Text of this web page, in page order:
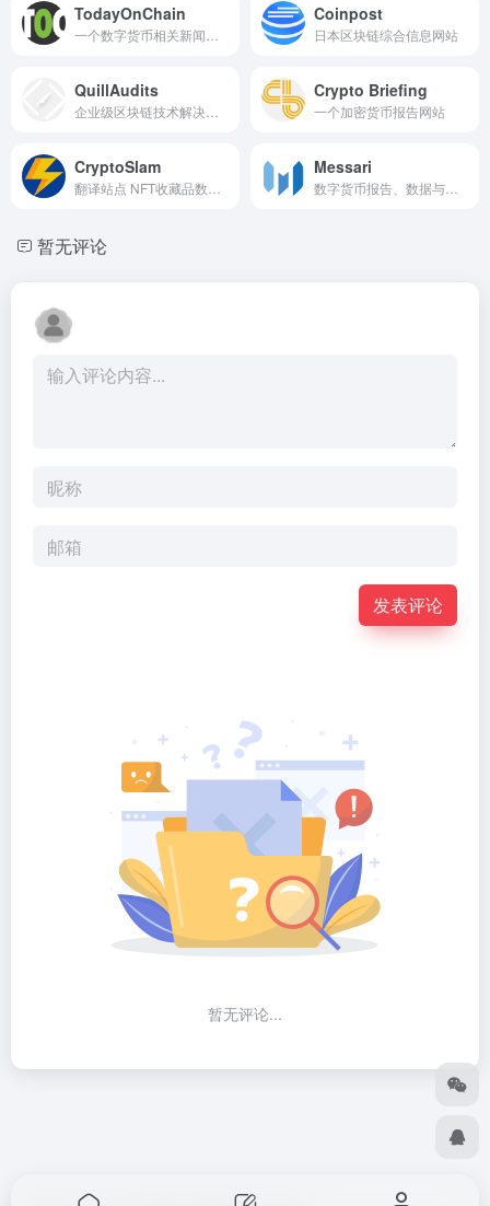
TodayOnChain Coinpost
日本区块链综合信息网站
QuillAudits Crypto Briefing
一个加密货币报告网站
CryptoSlam Messari
暂无评论
发表评论
暂无评论...